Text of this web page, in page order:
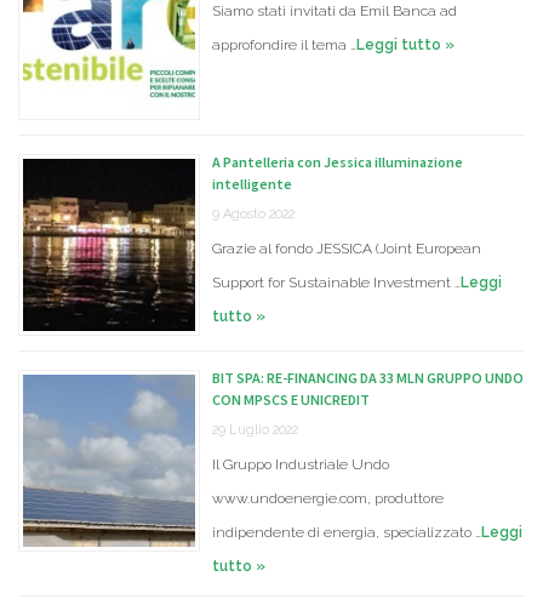
Siamo stati invitati da Emil Banca ad
approfondire il tema …Leggi tutto »
A Pantelleria con Jessica illuminazione
intelligente
9 Agosto 2022
Grazie al fondo JESSICA (Joint European
Support for Sustainable Investment …Leggi
tutto »
BIT SPA: RE-FINANCING DA 33 MLN GRUPPO UNDO
CON MPSCS E UNICREDIT
29 Luglio 2022
Il Gruppo Industriale Undo
www.undoenergie.com, produttore
indipendente di energia, specializzato …Leggi
tutto »